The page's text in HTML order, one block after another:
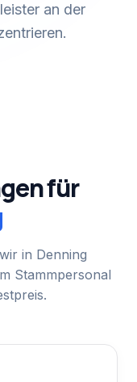
an der
für
in Denning
Stammpersonal